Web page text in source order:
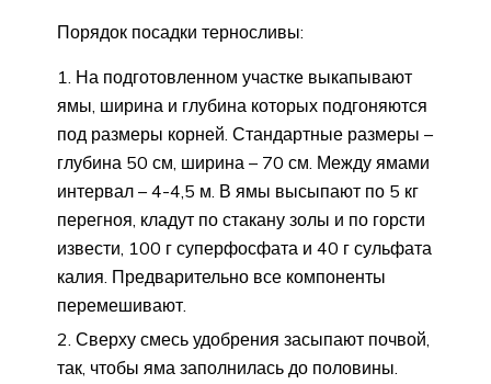
Порядок посадки терносливы:
На подготовленном участке выкапывают
ямы, ширина и глубина которых подгоняются
под размеры корней. Стандартные размеры –
глубина 50 см, ширина – 70 см. Между ямами
интервал – 4-4,5 м. В ямы высыпают по 5 кг
перегноя, кладут по стакану золы и по горсти
извести, 100 г суперфосфата и 40 г сульфата
калия. Предварительно все компоненты
перемешивают.
Сверху смесь удобрения засыпают почвой,
так, чтобы яма заполнилась до половины.